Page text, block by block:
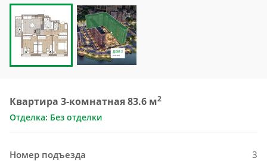
Квартира 3-комнатная 83.6 м2
Отделка: Без отделки
Номер подъезда 3